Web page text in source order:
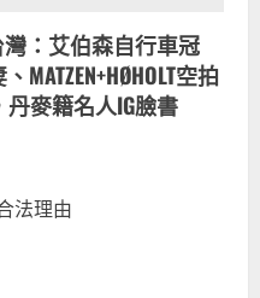
灣：艾伯森自行車冠
空拍
丹麥籍名人IG臉書
法理由